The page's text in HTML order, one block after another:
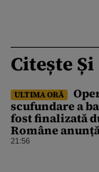
Citește Și
ULTIMA ORĂ
scufundare a
fost finalizată
Române
simțite efectele
21:56